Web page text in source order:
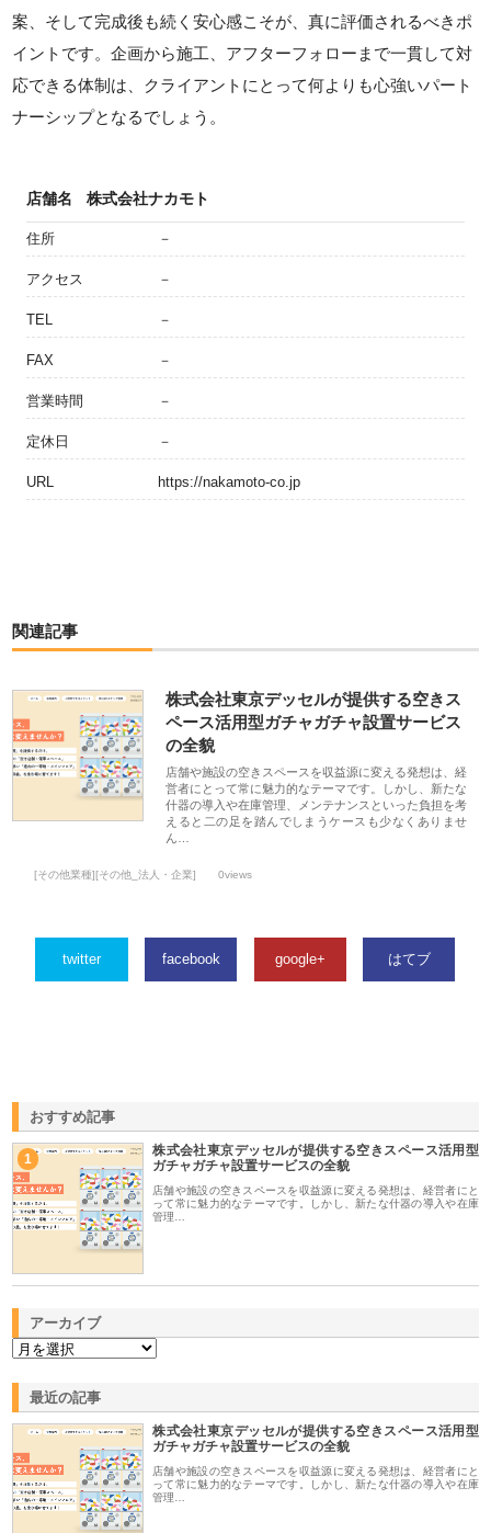
案、そして完成後も続く安心感こそが、真に評価されるべきポ
イントです。企画から施工、アフターフォローまで一貫して対
応できる体制は、クライアントにとって何よりも心強いパート
ナーシップとなるでしょう。
店舗名 株式会社ナカモト
住所 －
アクセス －
TEL －
FAX －
営業時間 －
定休日 －
URL https://nakamoto-co.jp
関連記事
株式会社東京デッセルが提供する空きス
ペース活用型ガチャガチャ設置サービス
の全貌
店舗や施設の空きスペースを収益源に変える発想は、経
営者にとって常に魅力的なテーマです。しかし、新たな
什器の導入や在庫管理、メンテナンスといった負担を考
えると二の足を踏んでしまうケースも少なくありませ
ん…
[その他業種][その他_法人・企業] 0views
twitter facebook google+ はてブ
おすすめ記事
1
株式会社東京デッセルが提供する空きスペース活用型
ガチャガチャ設置サービスの全貌
店舗や施設の空きスペースを収益源に変える発想は、経営者にと
って常に魅力的なテーマです。しかし、新たな什器の導入や在庫
管理…
アーカイブ
最近の記事
株式会社東京デッセルが提供する空きスペース活用型
ガチャガチャ設置サービスの全貌
店舗や施設の空きスペースを収益源に変える発想は、経営者にと
って常に魅力的なテーマです。しかし、新たな什器の導入や在庫
管理…